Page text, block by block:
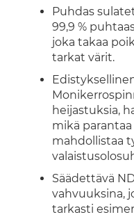
Puhdas
99,9 %
joka takaa
tarkat värit.
heijastuksia,
mikä
mahdollistaa
Säädettävä
vahvuuksina,
tarkasti